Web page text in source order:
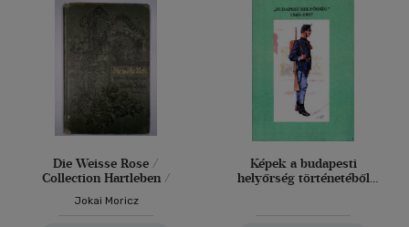
Die Weisse Rose /
Collection Hartleben /
Jokai Moricz
Képek a budapesti
helyőrség történetéből